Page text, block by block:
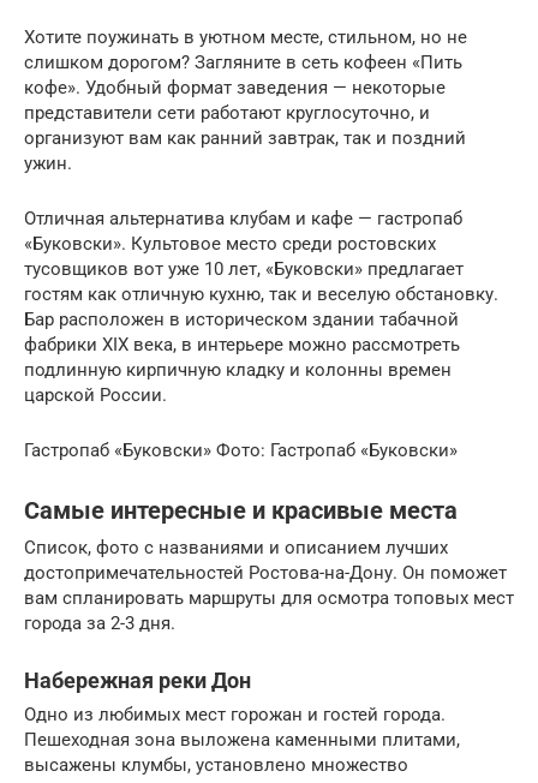
Хотите поужинать в уютном месте, стильном, но не
слишком дорогом? Загляните в сеть кофеен «Пить
кофе». Удобный формат заведения — некоторые
представители сети работают круглосуточно, и
организуют вам как ранний завтрак, так и поздний
ужин.
Отличная альтернатива клубам и кафе — гастропаб
«Буковски». Культовое место среди ростовских
тусовщиков вот уже 10 лет, «Буковски» предлагает
гостям как отличную кухню, так и веселую обстановку.
Бар расположен в историческом здании табачной
фабрики XIX века, в интерьере можно рассмотреть
подлинную кирпичную кладку и колонны времен
царской России.
Гастропаб «Буковски» Фото: Гастропаб «Буковски»
Самые интересные и красивые места
Список, фото с названиями и описанием лучших
достопримечательностей Ростова-на-Дону. Он поможет
вам спланировать маршруты для осмотра топовых мест
города за 2-3 дня.
Набережная реки Дон
Одно из любимых мест горожан и гостей города.
Пешеходная зона выложена каменными плитами,
высажены клумбы, установлено множество